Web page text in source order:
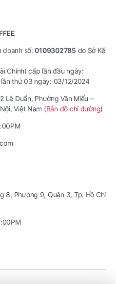
doanh số:0109302785 do Sở Kế
Chính) cấp lần đầu ngày:
thứ 03 ngày: 03/12/2024
Lê Duẩn, Phường Văn Miếu –
Việt Nam (Bản đồ chỉ đường)
8, Phường 9, Quận 3, Tp. Hồ Chí